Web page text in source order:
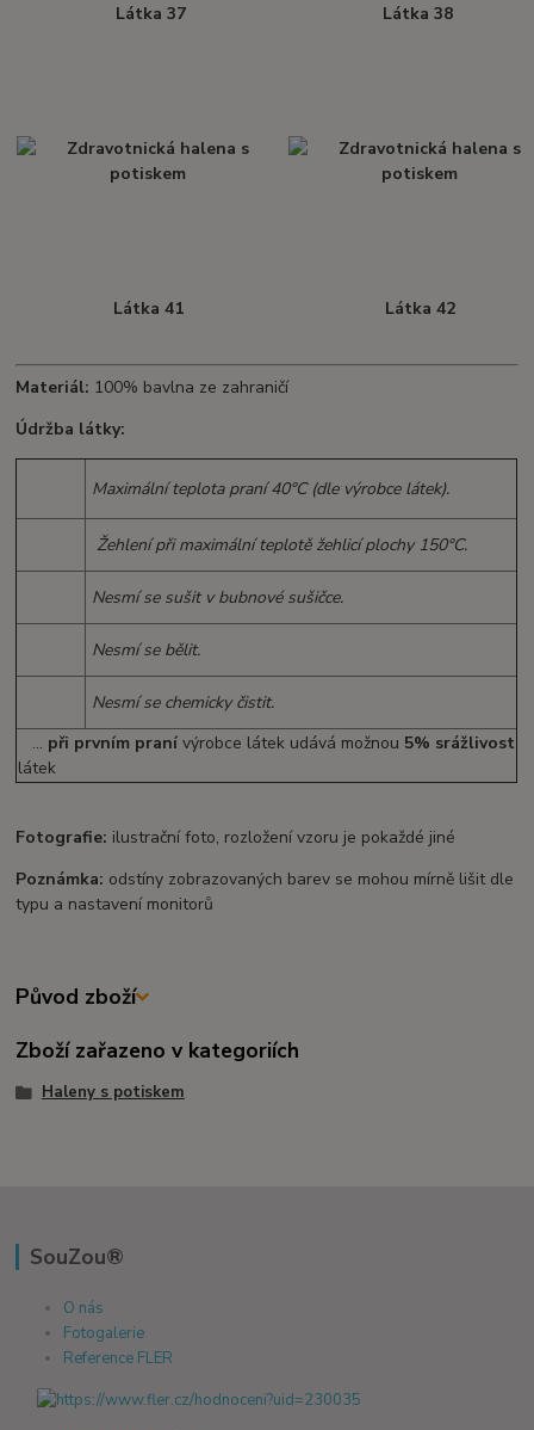
Látka 37 Látka 38
Látka 41 Látka 42
Materiál: 100% bavlna ze zahraničí
Údržba látky:
Maximální teplota praní 40°C (dle výrobce látek).
Žehlení při maximální teplotě žehlicí plochy 150°C.
Nesmí se sušit v bubnové sušičce.
Nesmí se bělit.
Nesmí se chemicky čistit.
... při prvním praní výrobce látek udává možnou 5% srážlivost
látek
Fotografie: ilustrační foto, rozložení vzoru je pokaždé jiné
Poznámka: odstíny zobrazovaných barev se mohou mírně lišit dle
typu a nastavení monitorů
Původ zboží
Zboží zařazeno v kategoriích
Haleny s potiskem
SouZou®
O nás
Fotogalerie
Reference FLER